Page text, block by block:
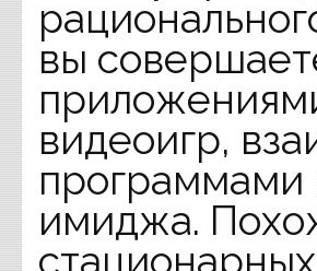
вы
видеоигр,
программами
имиджа.